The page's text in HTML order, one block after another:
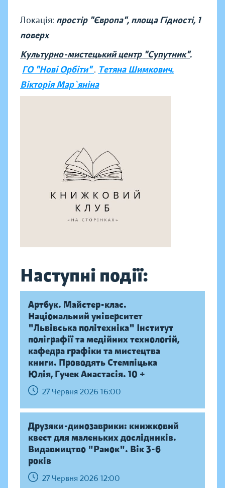
Локація: простір "Європа", площа Гідності, 1
поверх
Культурно-мистецький центр "Супутник".
ГО "Нові Орбіти". Тетяна Шимкович.
Вікторія Мар`яніна
Наступні події:
Артбук. Майстер-клас.
Національний університет
"Львівська політехніка" Інститут
поліграфії та медійних технологій,
кафедра графіки та мистецтва
книги. Проводять Стемпіцька
Юлія, Гучек Анастасія. 10 +
27 Червня 2026 16:00
Друзяки-динозаврики: книжковий
квест для маленьких дослідників.
Видавництво "Ранок". Вік 3-6
років
27 Червня 2026 12:00